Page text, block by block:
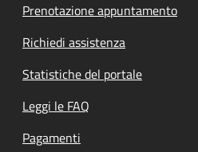
Prenotazione appuntamento
Richiedi assistenza
Statistiche del portale
Leggi le FAQ
Pagamenti